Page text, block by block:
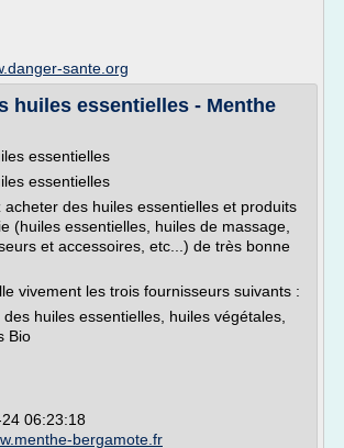
sante.org
huiles essentielles - Menthe
essentielles
essentielles
acheter des huiles essentielles et produits
(huiles essentielles, huiles de massage,
et accessoires, etc...) de très bonne
vivement les trois fournisseurs suivants :
huiles essentielles, huiles végétales,
Bio
06:23:18
bergamote.fr